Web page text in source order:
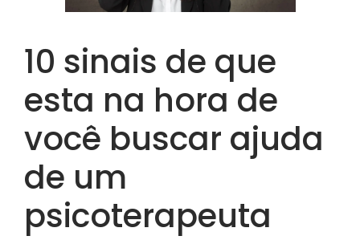
10 sinais de que
esta na hora de
você buscar ajuda
de um
psicoterapeuta